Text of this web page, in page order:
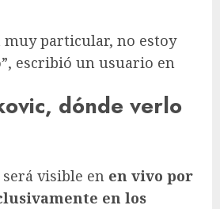
muy particular, no estoy
escribió un usuario en
dónde verlo
visible en en vivo por
en los